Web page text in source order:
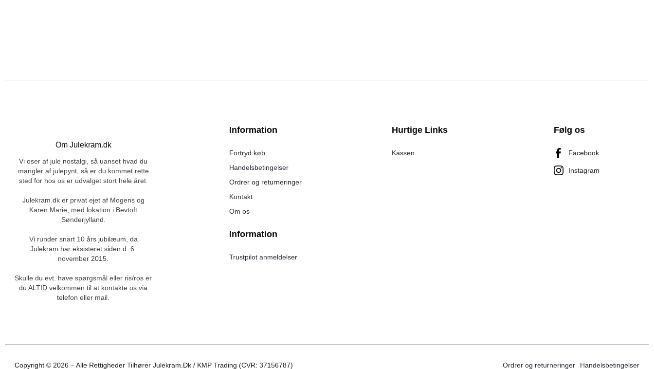
Om Julekram.dk
Vi oser af jule nostalgi, så uanset hvad du
mangler af julepynt, så er du kommet rette
sted for hos os er udvalget stort hele året.
Julekram.dk er privat ejet af Mogens og
Karen Marie, med lokation i Bevtoft
Sønderjylland.
Vi runder snart 10 års jubilæum, da
Julekram har eksisteret siden d. 6.
november 2015.
Skulle du evt. have spørgsmål eller ris/ros er
du ALTID velkommen til at kontakte os via
telefon eller mail.
Information
Fortryd køb
Handelsbetingelser
Ordrer og returneringer
Kontakt
Om os
Information
Trustpilot anmeldelser
Hurtige Links
Kassen
Følg os
Facebook
Instagram
Copyright © 2026 – Alle Rettigheder Tilhører Julekram.dk / KMP Trading (CVR: 37156787) Ordrer og returneringer Handelsbetingelser